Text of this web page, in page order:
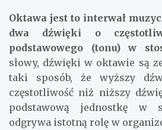
Oktawa jest to interwał
dwa dźwięki o
podstawowego (tonu) w
słowy, dźwięki w oktawie są
taki sposób, że wyższy
częstotliwość niż niższy
podstawową jednostkę w
odgrywa istotną rolę w